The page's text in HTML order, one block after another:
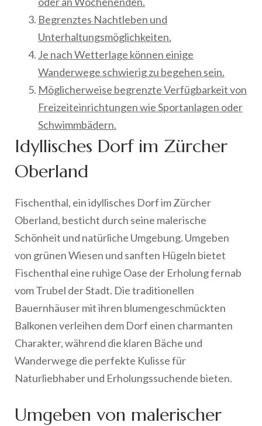
Begrenztes Nachtleben und
Unterhaltungsmöglichkeiten.
Je nach Wetterlage können einige
Wanderwege schwierig zu begehen sein.
Möglicherweise begrenzte Verfügbarkeit von
Freizeiteinrichtungen wie Sportanlagen oder
Schwimmbädern.
Idyllisches Dorf im Zürcher
Oberland
Fischenthal, ein idyllisches Dorf im Zürcher
Oberland, besticht durch seine malerische
Schönheit und natürliche Umgebung. Umgeben
von grünen Wiesen und sanften Hügeln bietet
Fischenthal eine ruhige Oase der Erholung fernab
vom Trubel der Stadt. Die traditionellen
Bauernhäuser mit ihren blumengeschmückten
Balkonen verleihen dem Dorf einen charmanten
Charakter, während die klaren Bäche und
Wanderwege die perfekte Kulisse für
Naturliebhaber und Erholungssuchende bieten.
Umgeben von malerischer